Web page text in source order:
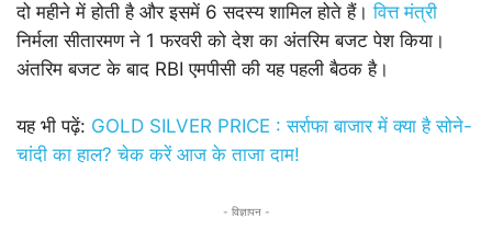
दो महीने में होती है और इसमें 6 सदस्य शामिल होते हैं‌।वित्त मंत्री
निर्मला सीतारमण ने 1 फरवरी को देश का अंतरिम बजट पेश किया‌।
अंतरिम बजट के बाद RBI एमपीसी की यह पहली बैठक है।
यह भी पढ़ें: GOLD SILVER PRICE : सर्राफा बाजार में क्या है सोने-
चांदी का हाल? चेक करें आज के ताजा दाम!
- विज्ञापन -